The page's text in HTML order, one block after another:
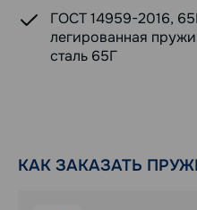
ГОСТ 14959-2016,
легированная
сталь 65Г
КАК ЗАКАЗАТЬ